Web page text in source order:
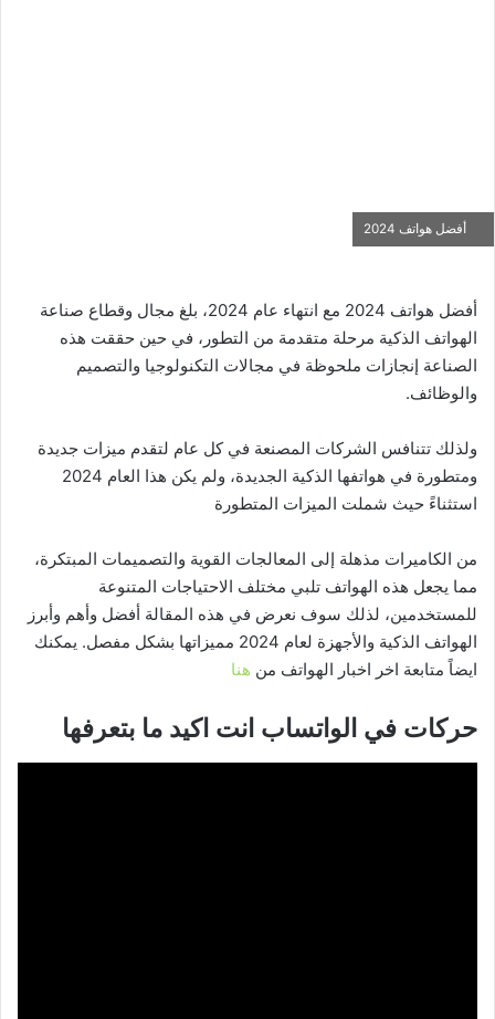
أفضل هواتف 2024
أفضل هواتف 2024 مع انتهاء عام 2024، بلغ مجال وقطاع صناعة
الهواتف الذكية مرحلة متقدمة من التطور، في حين حققت هذه
الصناعة إنجازات ملحوظة في مجالات التكنولوجيا والتصميم
والوظائف.
ولذلك تتنافس الشركات المصنعة في كل عام لتقدم ميزات جديدة
ومتطورة في هواتفها الذكية الجديدة، ولم يكن هذا العام 2024
استثناءً حيث شملت الميزات المتطورة
من الكاميرات مذهلة إلى المعالجات القوية والتصميمات المبتكرة،
مما يجعل هذه الهواتف تلبي مختلف الاحتياجات المتنوعة
للمستخدمين، لذلك سوف نعرض في هذه المقالة أفضل وأهم وأبرز
الهواتف الذكية والأجهزة لعام 2024 مميزاتها بشكل مفصل. يمكنك
ايضاً متابعة اخر اخبار الهواتف من هنا
حركات في الواتساب انت اكيد ما بتعرفها